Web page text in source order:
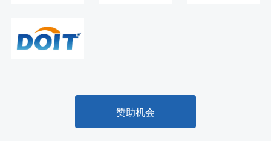
赞助机会